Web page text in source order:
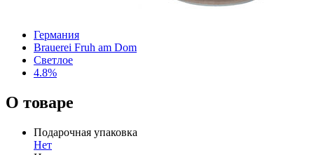
Германия
Brauerei Fruh am Dom
Светлое
4.8%
О товаре
Подарочная упаковка
Нет